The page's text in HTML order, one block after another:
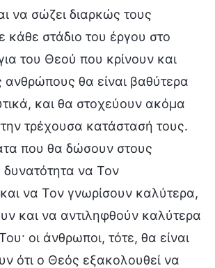
να σώζει διαρκώς τους
κάθε στάδιο του έργου στο
του Θεού που κρίνουν και
ανθρώπους θα είναι βαθύτερα
και θα στοχεύουν ακόμα
τρέχουσα κατάστασή τους.
που θα δώσουν στους
να Τον
να Τον γνωρίσουν καλύτερα,
και να αντιληφθούν καλύτερα
οι άνθρωποι, τότε, θα είναι
ότι ο Θεός εξακολουθεί να